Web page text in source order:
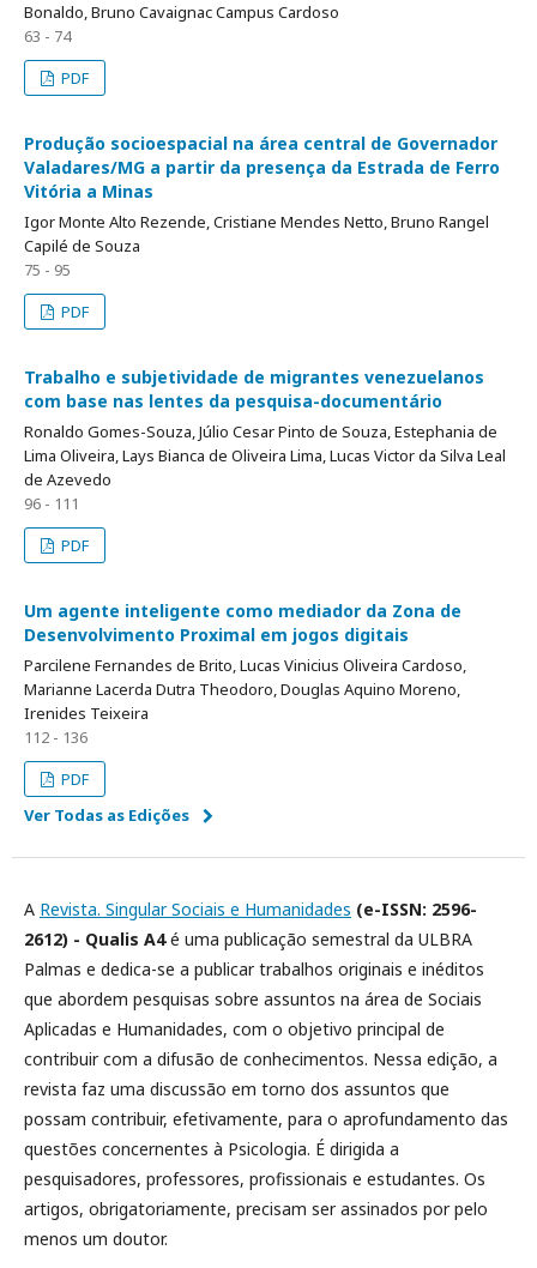
Bonaldo, Bruno Cavaignac Campus Cardoso
63 - 74
PDF
Produção socioespacial na área central de Governador
Valadares/MG a partir da presença da Estrada de Ferro
Vitória a Minas
Igor Monte Alto Rezende, Cristiane Mendes Netto, Bruno Rangel
Capilé de Souza
75 - 95
PDF
Trabalho e subjetividade de migrantes venezuelanos
com base nas lentes da pesquisa-documentário
Ronaldo Gomes-Souza, Júlio Cesar Pinto de Souza, Estephania de
Lima Oliveira, Lays Bianca de Oliveira Lima, Lucas Victor da Silva Leal
de Azevedo
96 - 111
PDF
Um agente inteligente como mediador da Zona de
Desenvolvimento Proximal em jogos digitais
Parcilene Fernandes de Brito, Lucas Vinicius Oliveira Cardoso,
Marianne Lacerda Dutra Theodoro, Douglas Aquino Moreno,
Irenides Teixeira
112 - 136
PDF
Ver Todas as Edições
A Revista. Singular Sociais e Humanidades (e-ISSN: 2596-
2612) - Qualis A4é uma publicação semestral da ULBRA
Palmas e dedica-se a publicar trabalhos originais e inéditos
que abordem pesquisas sobre assuntos na área de Sociais
Aplicadas e Humanidades, com o objetivo principal de
contribuir com a difusão de conhecimentos. Nessa edição, a
revista faz uma discussão em torno dos assuntos que
possam contribuir, efetivamente, para o aprofundamento das
questões concernentes à Psicologia. É dirigida a
pesquisadores, professores, profissionais e estudantes. Os
artigos, obrigatoriamente, precisam ser assinados por pelo
menos um doutor.